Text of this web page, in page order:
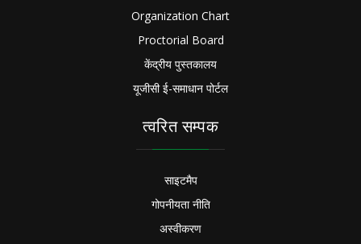
Organization Chart
Proctorial Board
केंद्रीय पुस्तकालय
यूजीसी ई-समाधान पोर्टल
त्वरित सम्पक
साइटमैप
गोपनीयता नीति
अस्वीकरण